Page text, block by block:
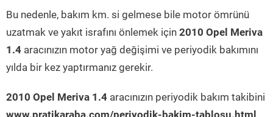
Bu nedenle, bakım km. si gelmese bile motor ömrünü
uzatmak ve yakıt israfını önlemek için 2010 Opel Meriva
1.4 aracınızın motor yağ değişimi ve periyodik bakımını
yılda bir kez yaptırmanız gerekir.
2010 Opel Meriva 1.4 aracınızın periyodik bakım takibini
www.pratikaraba.com/periyodik-bakim-tablosu.html